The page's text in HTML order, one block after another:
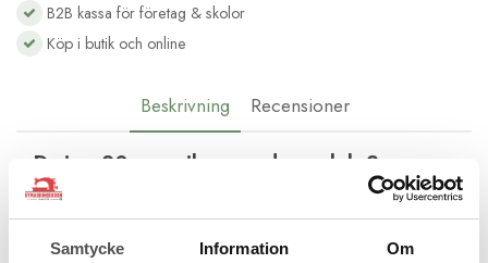
Samtycke Information Om
B2B kassa för företag & skolor
Köp i butik och online
Beskrivning Recensioner
D-ring 20 mm silver med grovlek 3mm
Med den här d-ringen i metall kan du skapa snygga axelband
m.m. till väskor och andra accessoarer. De passar till band med
20 mm bredd.